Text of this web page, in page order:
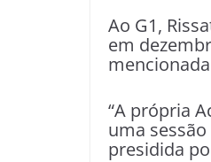
Ao G1,
em
“A própria
uma
presidida